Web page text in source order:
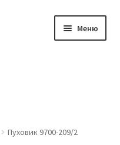
Меню
Пуховик 9700-209/2